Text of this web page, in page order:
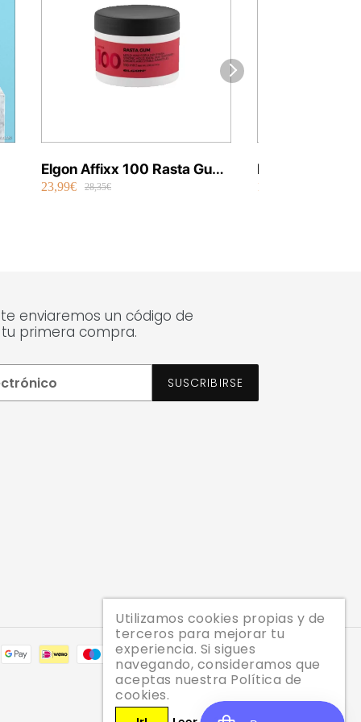
Elgon Affixx 100 Rasta Gum
100 ml Vegano (Nuevo
23,99€ 28,35€
Elgon Luminoil
Tratamiento
14,99€
enviaremos un código de
tu primera compra.
SUSCRIBIRSE
de
Utilizamos cookies propias y de
terceros para mejorar tu
experiencia. Si sigues
navegando, consideramos que
aceptas nuestra Política de
cookies.